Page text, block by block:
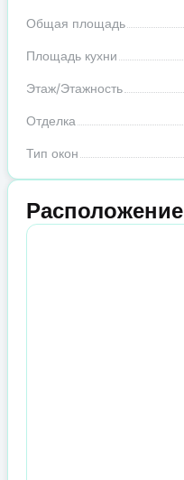
Общая площадь
Площадь кухни
Этаж/Этажность
Отделка
Тип окон
Расположение